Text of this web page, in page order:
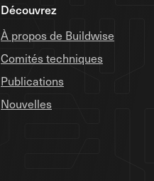
Découvrez
À propos de Buildwise
Comités techniques
Publications
Nouvelles